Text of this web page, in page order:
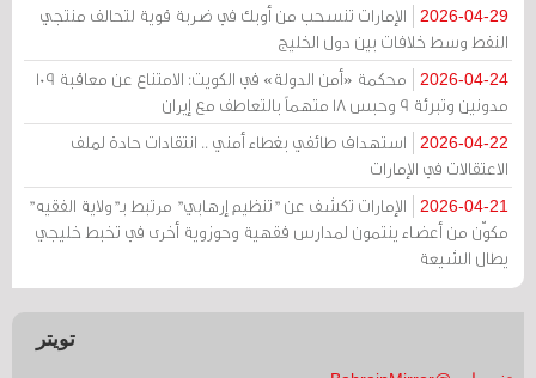
2026-04-29
الإمارات تنسحب من أوبك في ضربة قوية لتحالف منتجي
النفط وسط خلافات بين دول الخليج
2026-04-24
محكمة «أمن الدولة» في الكويت: الامتناع عن معاقبة 109
مدونين وتبرئة 9 وحبس 18 متهماً بالتعاطف مع إيران
2026-04-22
استهداف طائفي بغطاء أمني .. انتقادات حادة لملف
الاعتقالات في الإمارات
2026-04-21
الإمارات تكشف عن "تنظيم إرهابي" مرتبط بـ"ولاية الفقيه"
مكوّن من أعضاء ينتمون لمدارس فقهية وحوزوية أخرى في تخبط خليجي
يطال الشيعة
تويتر